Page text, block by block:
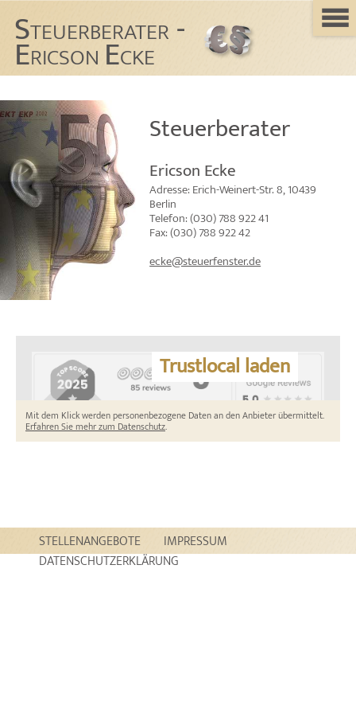
STEUERBERATER -
ERICSONECKE
Steuerberater
Ericson Ecke
Adresse: Erich-Weinert-Str. 8, 10439
Berlin
Telefon: (030) 788 922 41
Fax: (030) 788 922 42
ecke@steuerfenster.de
Trustlocal laden
Mit dem Klick werden personenbezogene Daten an den Anbieter übermittelt.
Erfahren Sie mehr zum Datenschutz.
STELLENANGEBOTE
IMPRESSUM
DATENSCHUTZERKLÄRUNG